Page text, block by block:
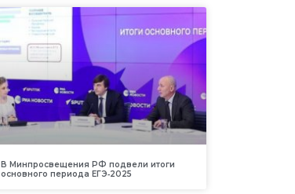
В Минпросвещения РФ подвели итоги
основного периода ЕГЭ‑2025